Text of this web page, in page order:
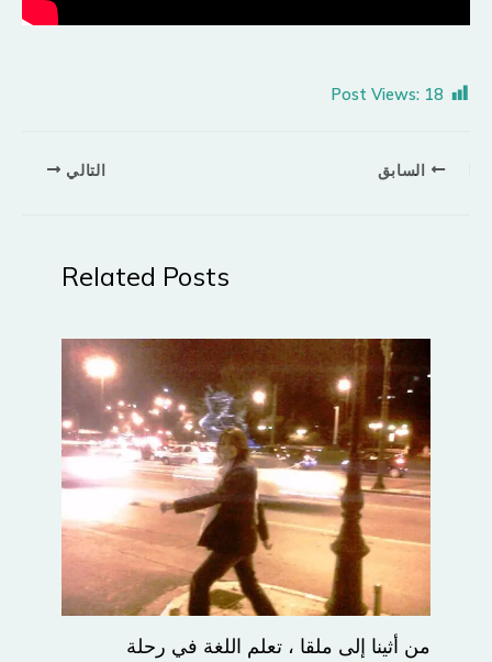
Post Views: 18
السابق التالي
Related Posts
من أثينا إلى ملقا ، تعلم اللغة في رحلة